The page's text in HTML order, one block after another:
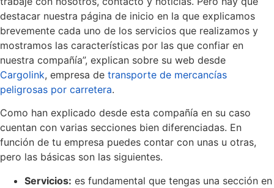
destacar nuestra página de inicio en la que explicamos
brevemente cada uno de los servicios que realizamos y
mostramos las características por las que confiar en
nuestra compañía”, explican sobre su web desde
Cargolink, empresa de transporte de mercancías
peligrosas por carretera.
Como han explicado desde esta compañía en su caso
cuentan con varias secciones bien diferenciadas. En
función de tu empresa puedes contar con unas u otras,
pero las básicas son las siguientes.
Servicios: es fundamental que tengas una sección en